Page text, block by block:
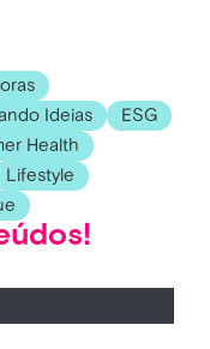
Ideias
ESG
Health
Lifestyle